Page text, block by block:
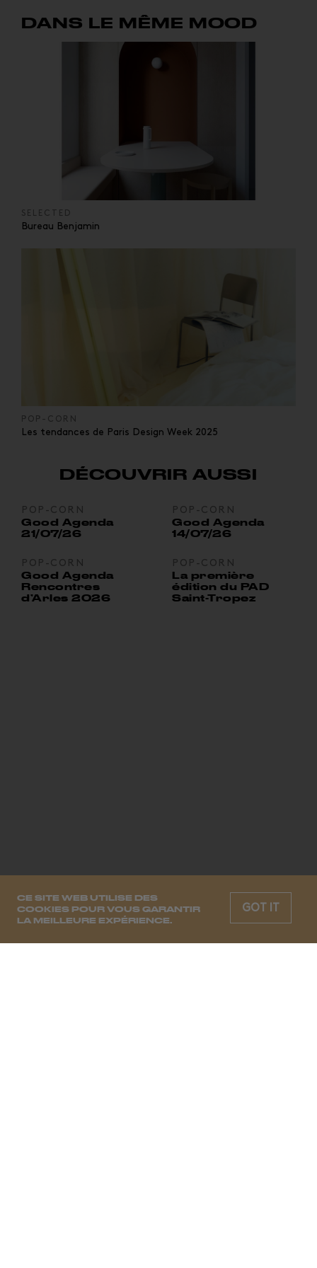
CE SITE WEB UTILISE DES
COOKIES POUR VOUS GARANTIR
LA MEILLEURE EXPÉRIENCE.
GOT IT
DANS LE MÊME MOOD
SELECTED
Bureau Benjamin
POP-CORN
Les tendances de Paris Design Week 2025
DÉCOUVRIR AUSSI
POP-CORN
Good Agenda
21/07/26
POP-CORN
Good Agenda
14/07/26
POP-CORN
Good Agenda
Rencontres
d’Arles 2026
POP-CORN
La première
édition du PAD
Saint-Tropez